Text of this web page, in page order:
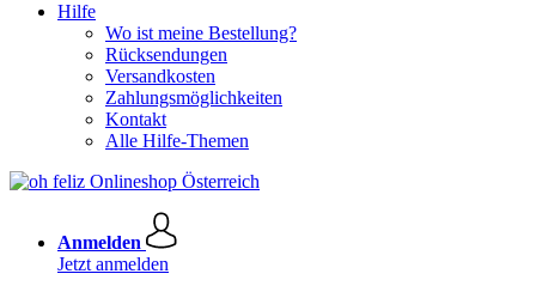
Hilfe
Wo ist meine Bestellung?
Rücksendungen
Versandkosten
Zahlungsmöglichkeiten
Kontakt
Alle Hilfe-Themen
Anmelden
Jetzt anmelden